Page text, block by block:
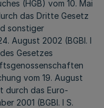
(HGB) vom 10. Mai
das Dritte Gesetz
sonstiger
August 2002 (BGBl. I
Gesetzes
vom 19. August
durch das Euro-
2001 (BGBl. I S.